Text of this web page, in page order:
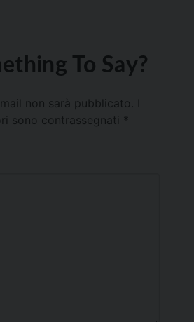
To Say?
non sarà pubblicato.
sono contrassegnati *